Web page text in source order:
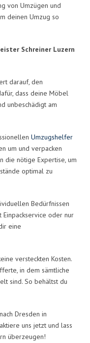
von Umzügen und
deinen Umzug so
Schreiner Luzern
darauf, den
dass deine Möbel
unbeschädigt am
Umzugshelfer
um und verpacken
die nötige Expertise, um
optimal zu
Bedürfnissen
Einpackservice oder nur
eine
versteckten Kosten.
in dem sämtliche
sind. So behältst du
Dresden in
uns jetzt und lass
überzeugen!